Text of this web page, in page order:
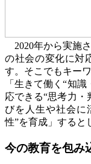
2020年から実施
の社会の変化に対
す。そこでもキー
「生きて働く“知
応できる“思考力・
びを人生や社会に
性”を育成」すると
今の教育を包み